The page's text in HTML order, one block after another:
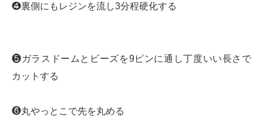
❹裏側にもレジンを流し3分程硬化する
❺ガラスドームとビーズを9ピンに通し丁度いい長さで
カットする
❻丸やっとこで先を丸める